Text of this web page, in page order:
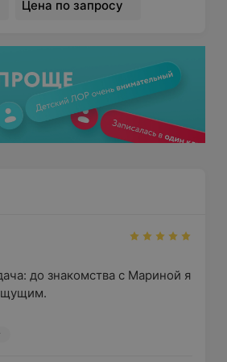
специалиста.
Цена по запросу
до знакомства с Мариной я